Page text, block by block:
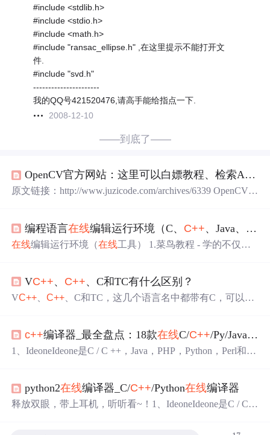
#include <stdlib.h>
#include <stdio.h>
#include <math.h>
#include "ransac_ellipse.h" ,在这里提示不能打开文
件.
#include "svd.h"
----------------------
我的QQ号421520476,请高手能给指点一下.
2008-12-10
——到底了——
OpenCV官方网站：这里可以白嫖教程、检索API、下载
原文链接：http://www.juzicode.com/archives/6339 OpenCV作
明、例程、Q&A。 教程 在OpenCV的官方网站(www.openc
v.org)首页上找到在线文档的入口Online Documentation(doc
编程语言在线编辑运行环境（C、 C++、Java、Python ... ）
在线编辑运行环境（在线工具） 1.菜鸟教程 - 学的不仅是
具： C在线 工具：https://c.runoob.com/compile/11
工具：htt...
VC++、 C++、C和TC有什么区别？
VC++ 、C++ 、C和TC，这几个语言名中都带有C，可以说
算型”的问题或者“描述型”的问题。各大操作系统都提供了
各种对C语言的集成化的调试编译环境，使用C语言编写的
公司的Visu...
c++编译器_最全盘点：18款在线C/C++/Py/Java编译器，
1、IdeoneIdeone是C / C ++，Java，PHP，Python，Perl和40
写轻量级代码的时候 再也不用考虑本地开发环境的搭建了
只要能连上Internet 登陆ideone.com就可以编写数十种语言
python2在线编译器_C/C++/Python在线编译器
释放双眼，带上耳机，听听看~！1、IdeoneIdeone是C / C +